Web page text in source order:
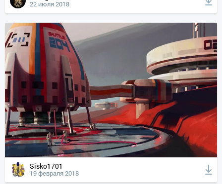
22 июля 2018
Sisko1701
19 февраля 2018